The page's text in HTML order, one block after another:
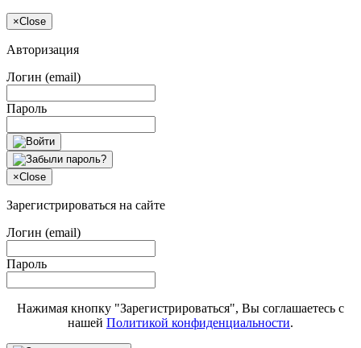
×Close
Авторизация
Логин (email)
Пароль
×Close
Зарегистрироваться на сайте
Логин (email)
Пароль
Нажимая кнопку "Зарегистрироваться", Вы соглашаетесь с
нашей Политикой конфиденциальности.